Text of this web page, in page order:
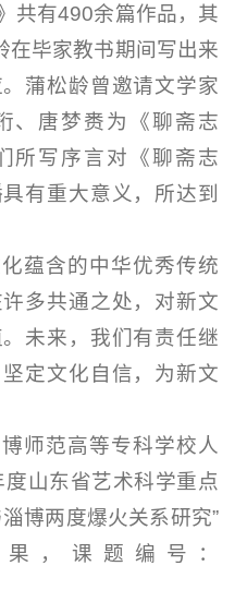
共有490余篇作品，其
在毕家教书期间写出来
蒲松龄曾邀请文学家
、唐梦赉为《聊斋志
所写序言对《聊斋志
有重大意义，所达到
蕴含的中华优秀传统
多共通之处，对新文
未来，我们有责任继
定文化自信，为新文
师范高等专科学校人
山东省艺术科学重点
博两度爆火关系研究”
，课题编号：